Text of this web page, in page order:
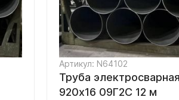
Артикул: N64102
Труба электросварная
920х16 09Г2С 12 м